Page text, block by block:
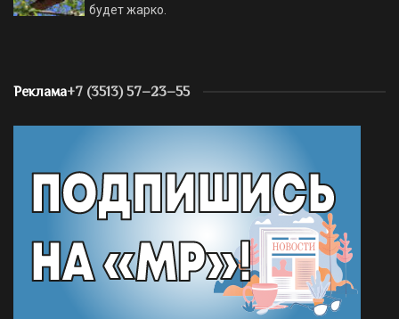
будет жарко.
Реклама+7 (3513) 57–23–55